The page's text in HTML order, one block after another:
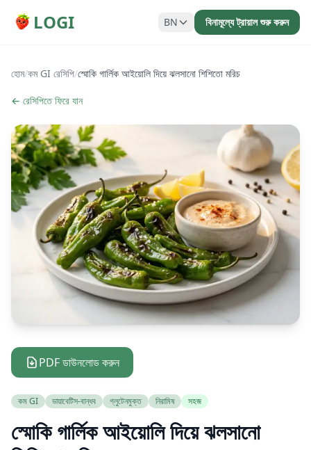
LOGI BN বিনামূল্যে ট্রায়াল শুরু করুন
হোম/কম GI রেসিপি/স্মোকি গার্লিক আইয়োলি দিয়ে ঝলসানো শিশিতো মরিচ
← রেসিপিতে ফিরে যান
PDF ডাউনলোড করুন
কম GI ডায়াবেটিস-বান্ধব গ্লুটেনমুক্ত নিরামিষ সহজ
স্মোকি গার্লিক আইয়োলি দিয়ে ঝলসানো